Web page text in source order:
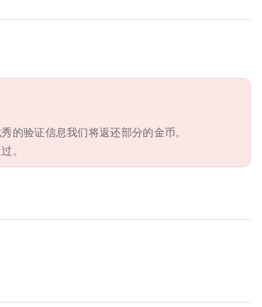
的验证信息我们将返还部分的金币。
。